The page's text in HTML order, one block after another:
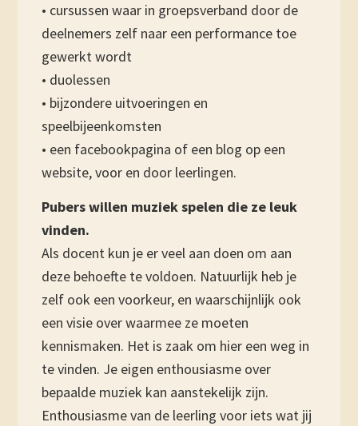
• cursussen waar in groepsverband door de
deelnemers zelf naar een performance toe
gewerkt wordt
• duolessen
• bijzondere uitvoeringen en
speelbijeenkomsten
• een facebookpagina of een blog op een
website, voor en door leerlingen.
Pubers willen muziek spelen die ze leuk
vinden.
Als docent kun je er veel aan doen om aan
deze behoefte te voldoen. Natuurlijk heb je
zelf ook een voorkeur, en waarschijnlijk ook
een visie over waarmee ze moeten
kennismaken. Het is zaak om hier een weg in
te vinden. Je eigen enthousiasme over
bepaalde muziek kan aanstekelijk zijn.
Enthousiasme van de leerling voor iets wat jij